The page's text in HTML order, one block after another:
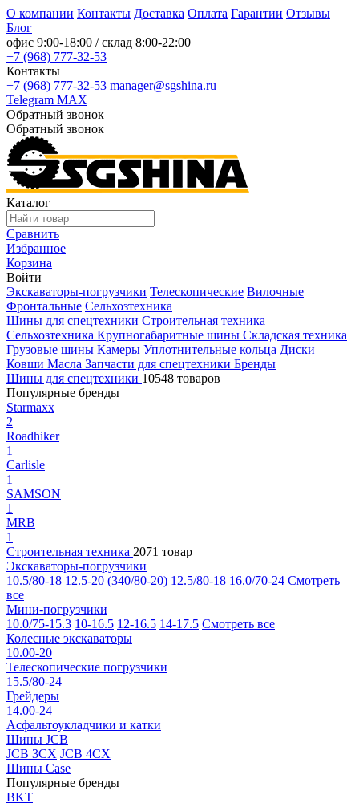
О компании Контакты Доставка Оплата Гарантии Отзывы
Блог
офис 9:00-18:00 / склад 8:00-22:00
+7 (968) 777-32-53
Контакты
+7 (968) 777-32-53 manager@sgshina.ru
Telegram MAX
Обратный звонок
Обратный звонок
Каталог
Сравнить
Избранное
Корзина
Войти
Экскаваторы-погрузчики Телескопические Вилочные
Фронтальные Сельхозтехника
Шины для спецтехники Строительная техника
Сельхозтехника Крупногабаритные шины Складская техника
Грузовые шины Камеры Уплотнительные кольца Диски
Ковши Масла Запчасти для спецтехники Бренды
Шины для спецтехники 10548 товаров
Популярные бренды
Starmaxx
2
Roadhiker
1
Carlisle
1
SAMSON
1
MRB
1
Строительная техника 2071 товар
Экскаваторы-погрузчики
10.5/80-18 12.5-20 (340/80-20) 12.5/80-18 16.0/70-24 Смотреть
все
Мини-погрузчики
10.0/75-15.3 10-16.5 12-16.5 14-17.5 Смотреть все
Колесные экскаваторы
10.00-20
Телескопические погрузчики
15.5/80-24
Грейдеры
14.00-24
Асфальтоукладчики и катки
Шины JCB
JCB 3CX JCB 4CX
Шины Case
Популярные бренды
BKT